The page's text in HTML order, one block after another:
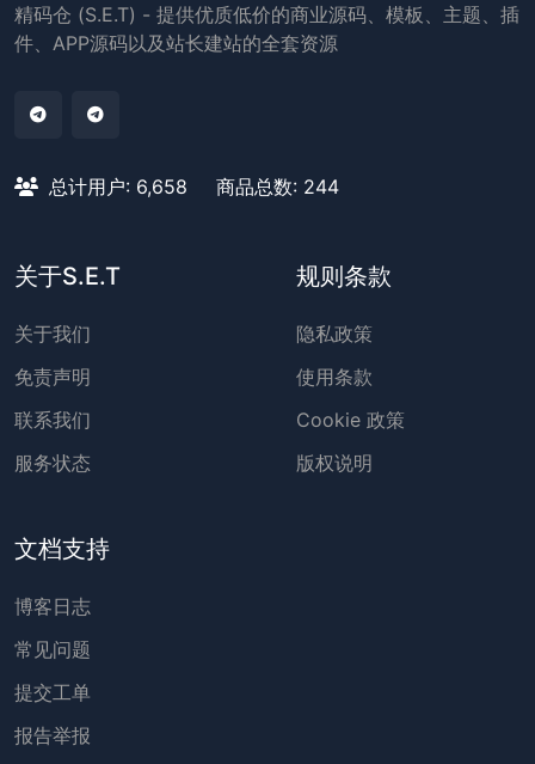
精码仓 (S.E.T) - 提供优质低价的商业源码、模板、主题、插
件、APP源码以及站长建站的全套资源
总计用户: 6,658 商品总数: 244
关于S.E.T
关于我们
免责声明
联系我们
服务状态
规则条款
隐私政策
使用条款
Cookie 政策
版权说明
文档支持
博客日志
常见问题
提交工单
报告举报